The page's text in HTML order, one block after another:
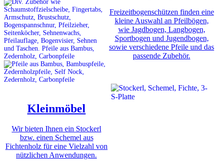
Freizeitbogenschützen finden eine
kleine Auswahl an Pfeilbögen,
wie Jagdbogen, Langbogen,
Sportbogen und Jugendbogen,
sowie verschiedene Pfeile und das
passende Zubehör.
Kleinmöbel
Wir bieten Ihnen ein Stockerl
bzw. einen Schemel aus
Fichtenholz für eine Vielzahl von
nützlichen Anwendungen.